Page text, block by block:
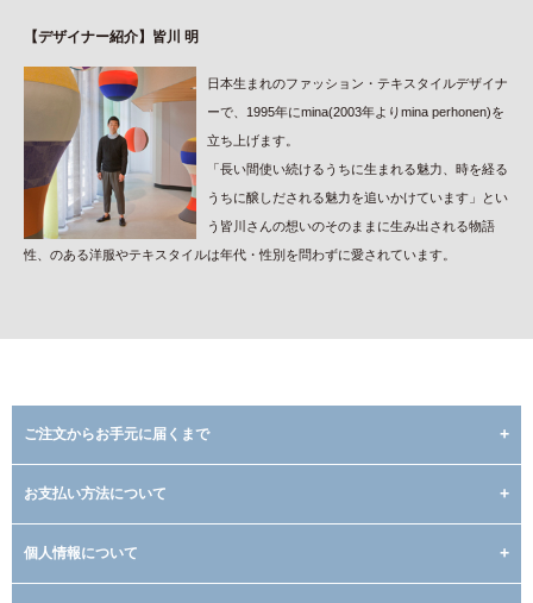
【デザイナー紹介】皆川 明
日本生まれのファッション・テキスタイルデザイナ
ーで、1995年にmina(2003年よりmina perhonen)を
立ち上げます。
「長い間使い続けるうちに生まれる魅力、時を経る
うちに醸しだされる魅力を追いかけています」とい
う皆川さんの想いのそのままに生み出される物語
性、のある洋服やテキスタイルは年代・性別を問わずに愛されています。
ご注文からお手元に届くまで
お支払い方法について
個人情報について